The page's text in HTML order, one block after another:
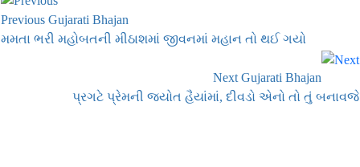
Previous Gujarati Bhajan
મમતા ભરી મહોબતની મીઠાશમાં જીવનમાં મહાન તો થઈ ગયો
Next Gujarati Bhajan
પ્રગટે પ્રેમની જ્યોત હૈયાંમાં, દીવડો એનો તો તું બનાવજે